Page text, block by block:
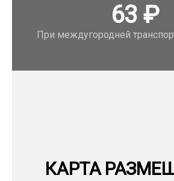
63₽
При междугородней
КАРТА